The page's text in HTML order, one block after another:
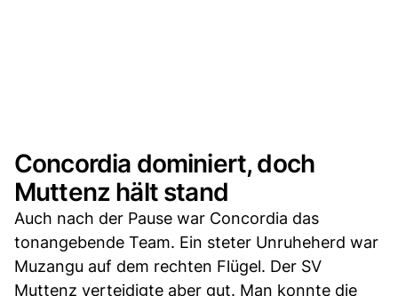
Concordia dominiert, doch
Muttenz hält stand
Auch nach der Pause war Concordia das
tonangebende Team. Ein steter Unruheherd war
Muzangu auf dem rechten Flügel. Der SV
Muttenz verteidigte aber gut. Man konnte die